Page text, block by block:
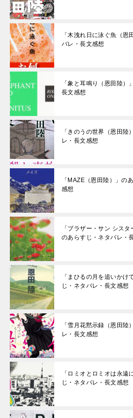
「木洩れ日に泳ぐ魚（恩
バレ・長文感想
「象と耳鳴り（恩田陸）
長文感想
「きのうの世界（恩田
レ・長文感想
「MAZE（恩田陸）」の
感想
「ブラザー・サン シスタ
のあらすじ・ネタバレ・
「まひるの月を追いかけ
じ・ネタバレ・長文感想
「雪月花黙示録（恩田
レ・長文感想
「ロミオとロミオは永遠
じ・ネタバレ・長文感想